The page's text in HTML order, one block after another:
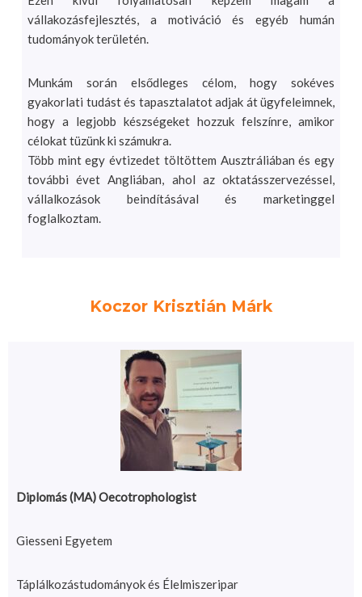
vállakozásfejlesztés, a motiváció és egyéb humán
tudományok területén.
Munkám során elsődleges célom, hogy sokéves
gyakorlati tudást és tapasztalatot adjak át ügyfeleimnek,
hogy a legjobb készségeket hozzuk felszínre, amikor
célokat tüzünk ki számukra.
Több mint egy évtizedet töltöttem Ausztráliában és egy
további évet Angliában, ahol az oktatásszervezéssel,
vállalkozások beindításával és marketinggel
foglalkoztam.
Koczor Krisztián Márk
Diplomás (MA) Oecotrophologist
Giesseni Egyetem
Táplálkozástudományok és Élelmiszeripar